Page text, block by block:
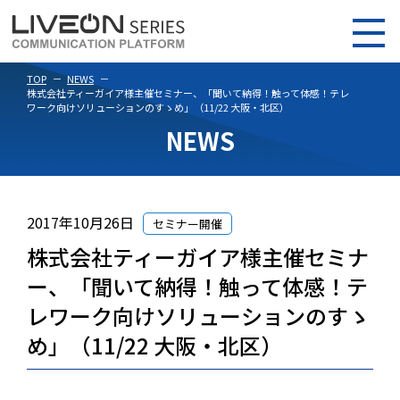
TOP
NEWS
株式会社ティーガイア様主催セミナー、「聞いて納得！触って体感！テレ
ワーク向けソリューションのすゝめ」（11/22 大阪・北区）
NEWS
2017年10月26日 セミナー開催
株式会社ティーガイア様主催セミナ
ー、「聞いて納得！触って体感！テ
レワーク向けソリューションのすゝ
め」（11/22 大阪・北区）